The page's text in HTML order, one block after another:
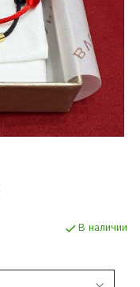
В наличии